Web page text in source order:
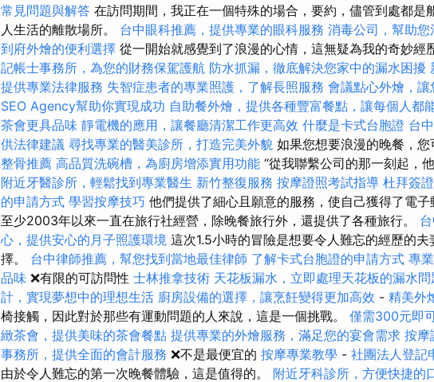
常見問題與解答 在訪問期間，我正在一個特殊的場合，要約，儘管到處都是
人生活的離散場所。 台中眼科推薦，提供專業的眼科服務 消毒公司，幫助
到府外燴的便利選擇 從一開始就感覺到了浪漫的心情，這無疑為我的奇妙經
記帳士事務所，為您的財務保駕護航 防水抓漏，徹底解決您家中的漏水困擾
提供專業法律服務 失智症患者的專業照護，了解長照服務 會議點心外燴，
SEO Agency幫助你實現成功 自助餐外燴，提供各種豐富餐點，讓每個人都
茶會更具品味 靜電機的應用，讓餐廳清潔工作更高效 什麼是卡式台胞證 台
供法律建議 尋找專業的醫美診所，打造完美外貌 如果您想要浪漫的晚餐，您
整骨推薦 高品質洗碗槽，為廚房增添實用功能 “從我聯繫公司的那一刻起，
附近牙醫診所，輕鬆找到專業醫生 新竹整復服務 按摩證照考試指導 杜拜簽
的申請方式 學習按摩技巧 他們提供了細心且願意的服務，使自己獲得了電
至少2003年以來一直在旅行社經營，除晚餐旅行外，還提供了各種旅行。
心，提供安心的月子照護環境 這次1.5小時的冒險是想要令人難忘的經歷的
擇。 台中律師推薦，幫您找到當地最佳律師 了解卡式台胞證的申請方式 專
品味 ❌有限的可訪問性 士林推拿技術 天花板漏水，立即處理天花板的漏水
計，實現夢想中的理想生活 廚房設備的選擇，讓烹飪變得更加高效 - 精美外
椅接觸，因此對於那些有運動問題的人來說，這是一個挑戰。 僅需300元即
緻茶會，提供美味的茶會餐點 提供專業的外燴服務，滿足您的宴會需求 按摩
事務所，提供全面的會計服務 ❌不是最便宜的 按摩專業教學 - 社團法人登記
由於令人難忘的第一次晚餐體驗，這是值得的。 附近牙科診所，方便快捷的